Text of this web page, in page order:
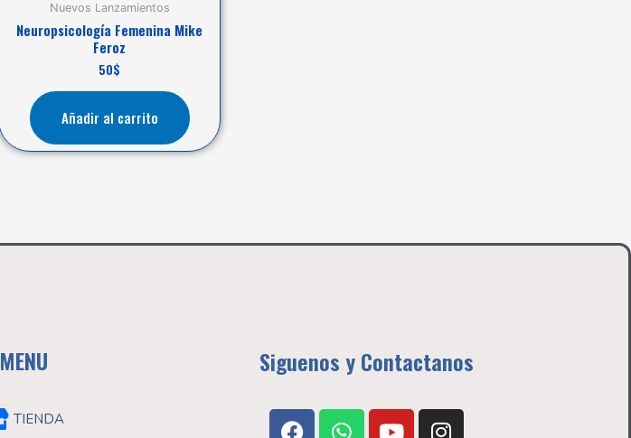
Nuevos Lanzamientos
Neuropsicología Femenina Mike
Feroz
50$
Añadir al carrito
MENU
TIENDA
Siguenos y Contactanos
F
W
Y
I